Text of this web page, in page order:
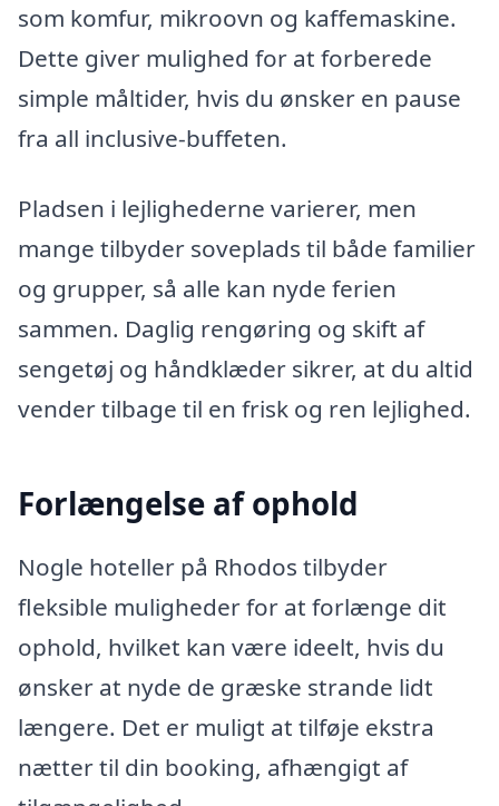
som komfur, mikroovn og kaffemaskine.
Dette giver mulighed for at forberede
simple måltider, hvis du ønsker en pause
fra all inclusive-buffeten.
Pladsen i lejlighederne varierer, men
mange tilbyder soveplads til både familier
og grupper, så alle kan nyde ferien
sammen. Daglig rengøring og skift af
sengetøj og håndklæder sikrer, at du altid
vender tilbage til en frisk og ren lejlighed.
Forlængelse af ophold
Nogle hoteller på Rhodos tilbyder
fleksible muligheder for at forlænge dit
ophold, hvilket kan være ideelt, hvis du
ønsker at nyde de græske strande lidt
længere. Det er muligt at tilføje ekstra
nætter til din booking, afhængigt af